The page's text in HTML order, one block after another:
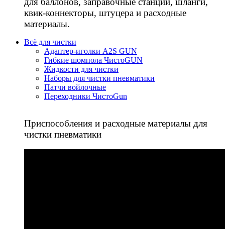
квик-коннекторы, штуцера и расходные
материалы.
Всё для чистки
Адаптер-иголки A2S GUN
Гибкие шомпола ЧистоGUN
Жидкости для чистки
Наборы для чистки пневматики
Патчи войлочные
Переходники ЧистоGun
Приспособления и расходные материалы для
чистки пневматики